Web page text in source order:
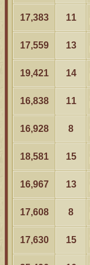
11
17,383
13
17,559
14
19,421
11
16,838
8
16,928
15
18,581
13
16,967
8
17,608
15
17,630